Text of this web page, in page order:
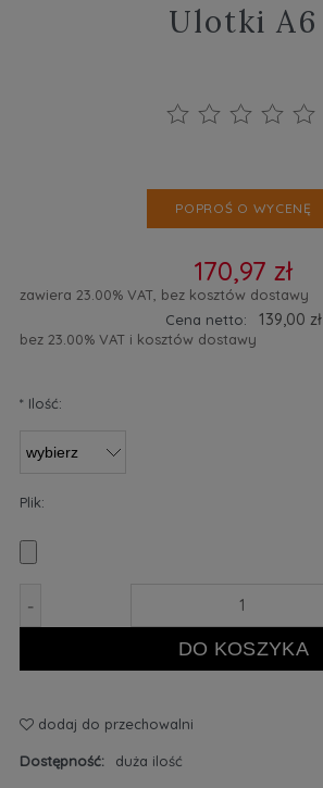
Ulotki A6
POPROŚ O WYCENĘ
170,97 zł
zawiera 23.00% VAT, bez kosztów dostawy
Cena netto:
139,00 zł
bez 23.00% VAT i kosztów dostawy
* Ilość:
Plik:
-
DO KOSZYKA
dodaj do przechowalni
Dostępność: duża ilość